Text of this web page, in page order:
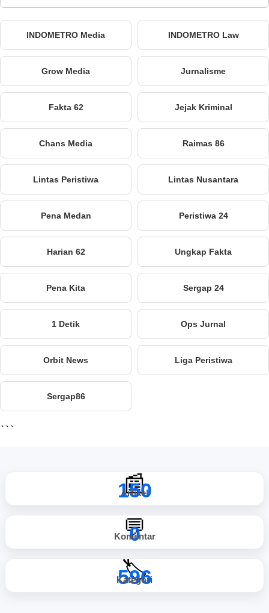
INDOMETRO Media INDOMETRO Law
Grow Media Jurnalisme
Fakta 62 Jejak Kriminal
Chans Media Raimas 86
Lintas Peristiwa Lintas Nusantara
Pena Medan Peristiwa 24
Harian 62 Ungkap Fakta
Pena Kita Sergap 24
1 Detik Ops Jurnal
Orbit News Liga Peristiwa
Sergap86
```
📰
150
Artikel
💬
0
Komentar
🏷️
596
Kategori